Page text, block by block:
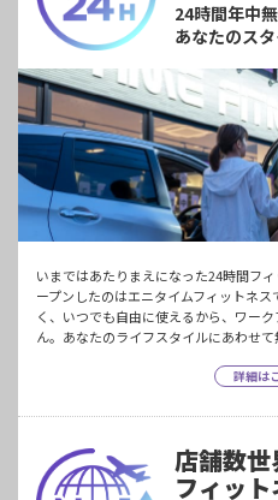
24時間年中無
あなたのス
いまではあたりまえになった24時間フ
ープンしたのはエニタイムフィットネ
く、いつでも自由に使えるから、ワー
ん。あなたのライフスタイルにあわせて
詳細は
店舗数
フィット